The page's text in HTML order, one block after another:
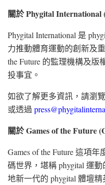
關於 Phygital International
Phygital International 是
力推動體育運動的創新及
the Future 的監理機構及
投事宜。
如欲了解更多資訊，請瀏覽
或透過
關於 Games of the Future
Games of the Future 這項
碼世界，堪稱 phygital 運
地新一代的 phygital 體壇